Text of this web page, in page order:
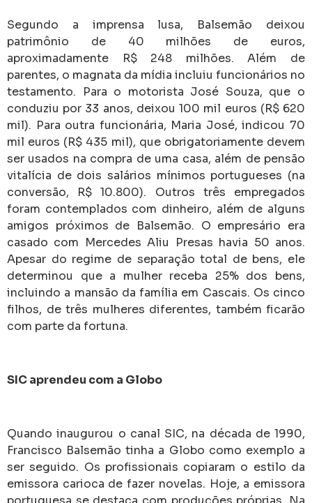
Segundo a imprensa lusa, Balsemão deixou
patrimônio de 40 milhões de euros,
aproximadamente R$ 248 milhões. Além de
parentes, o magnata da mídia incluiu funcionários no
testamento. Para o motorista José Souza, que o
conduziu por 33 anos, deixou 100 mil euros (R$ 620
mil). Para outra funcionária, Maria José, indicou 70
mil euros (R$ 435 mil), que obrigatoriamente devem
ser usados na compra de uma casa, além de pensão
vitalícia de dois salários mínimos portugueses (na
conversão, R$ 10.800). Outros três empregados
foram contemplados com dinheiro, além de alguns
amigos próximos de Balsemão. O empresário era
casado com Mercedes Aliu Presas havia 50 anos.
Apesar do regime de separação total de bens, ele
determinou que a mulher receba 25% dos bens,
incluindo a mansão da família em Cascais. Os cinco
filhos, de três mulheres diferentes, também ficarão
com parte da fortuna.
SIC aprendeu com a Globo
Quando inaugurou o canal SIC, na década de 1990,
Francisco Balsemão tinha a Globo como exemplo a
ser seguido. Os profissionais copiaram o estilo da
emissora carioca de fazer novelas. Hoje, a emissora